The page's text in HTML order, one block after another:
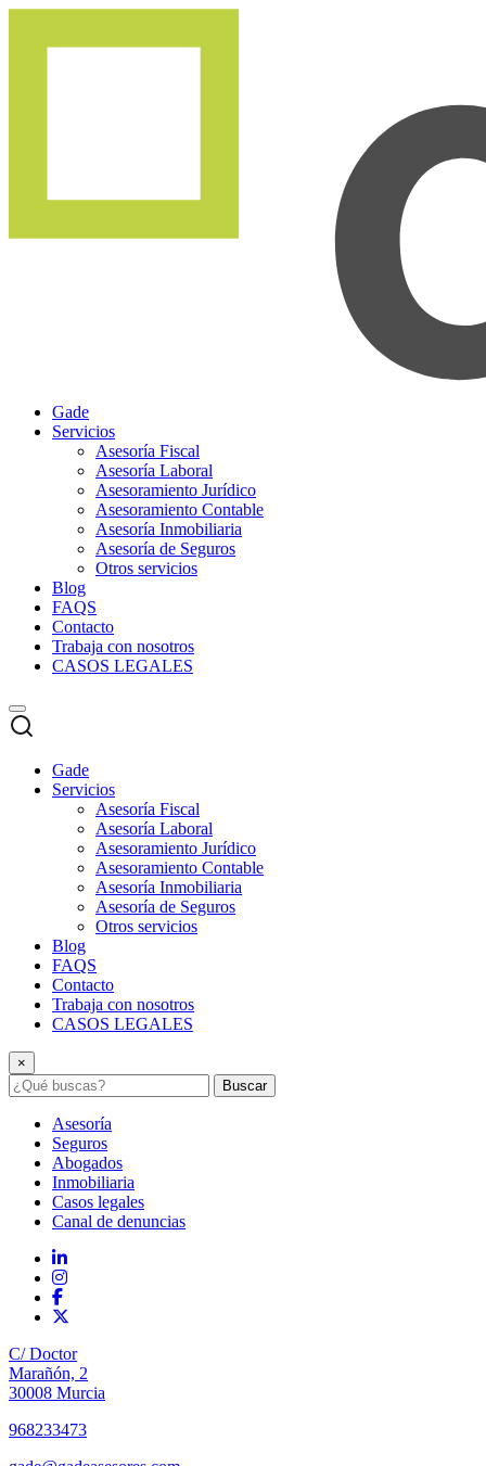
Gade
Servicios
Asesoría Fiscal
Asesoría Laboral
Asesoramiento Jurídico
Asesoramiento Contable
Asesoría Inmobiliaria
Asesoría de Seguros
Otros servicios
Blog
FAQS
Contacto
Trabaja con nosotros
CASOS LEGALES
Gade
Servicios
Asesoría Fiscal
Asesoría Laboral
Asesoramiento Jurídico
Asesoramiento Contable
Asesoría Inmobiliaria
Asesoría de Seguros
Otros servicios
Blog
FAQS
Contacto
Trabaja con nosotros
CASOS LEGALES
×
Buscar
Asesoría
Seguros
Abogados
Inmobiliaria
Casos legales
Canal de denuncias
C/ Doctor
Marañón, 2
30008 Murcia
968233473